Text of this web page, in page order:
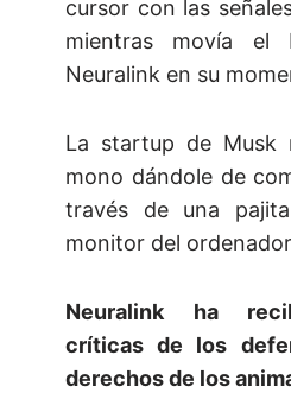
cursor con las
mientras movía el
Neuralink en su
La startup de Musk
mono dándole de
través de una
monitor del
Neuralink ha
críticas de los
derechos de los